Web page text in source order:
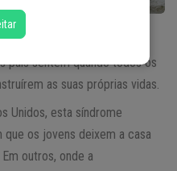
dado ao sentimento de
pais sentem quando todos os
as suas próprias vidas.
Unidos, esta síndrome
os jovens deixem a casa
outros, onde a